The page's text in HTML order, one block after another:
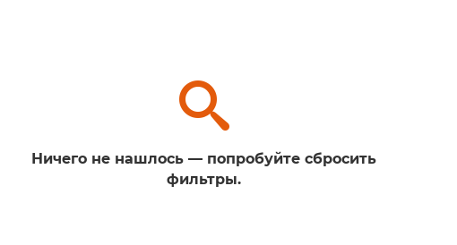
Ничего не нашлось — попробуйте сбросить
фильтры.